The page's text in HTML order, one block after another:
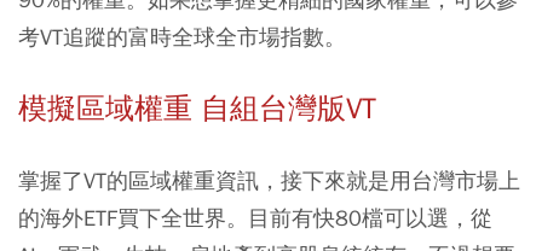
考VT追蹤的富時全球全市場指數。
模擬區域權重 自組台灣版VT
掌握了VT的區域權重資訊，接下來就是用台灣市場上
的海外ETF買下全世界。目前有快80檔可以選，從